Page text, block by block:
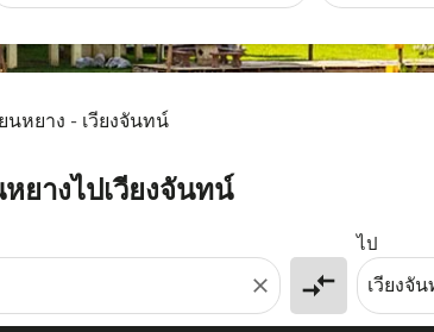
นหยาง - เวียงจันทน์
ยางไปเวียงจันทน์
close compare_arrows
ไป
ลายทาง) หรือเลือกวันที่ด้านล่างเพื่อค้นหาข้อเสนอ